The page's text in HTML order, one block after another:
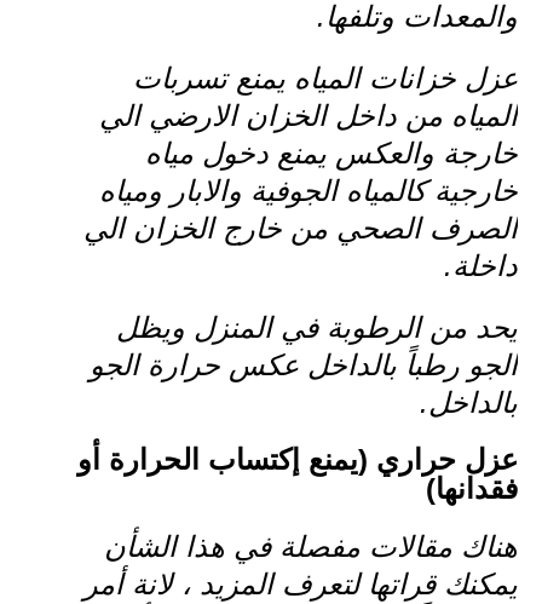
والمعدات وتلفها.
عزل خزانات المياه يمنع تسربات
المياه من داخل الخزان الارضي الي
خارجة والعكس يمنع دخول مياه
خارجية كالمياه الجوفية والابار ومياه
الصرف الصحي من خارج الخزان الي
داخلة.
يحد من الرطوبة في المنزل ويظل
الجو رطباً بالداخل عكس حرارة الجو
بالداخل.
عزل حراري (يمنع إكتساب الحرارة أو
فقدانها)
هناك مقالات مفصلة في هذا الشأن
يمكنك قراتها لتعرف المزيد ، لانة أمر